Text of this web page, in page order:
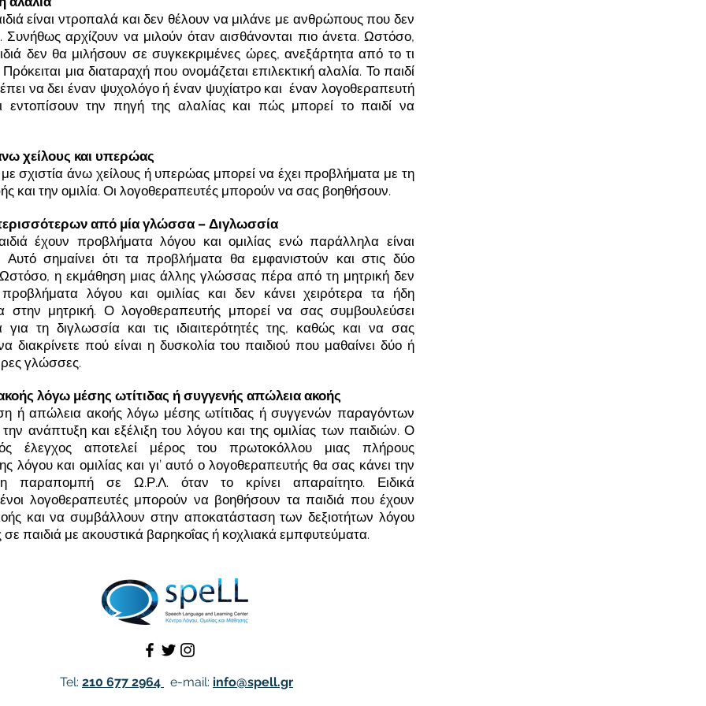
είναι ντροπαλά και δεν θέλουν να μιλάνε με ανθρώπους που δεν
Συνήθως αρχίζουν να μιλούν όταν αισθάνονται πιο άνετα. Ωστόσο,
δεν θα μιλήσουν σε συγκεκριμένες ώρες, ανεξάρτητα από το τι
Πρόκειται μια διαταραχή που ονομάζεται επιλεκτική αλαλία. Το παιδί
να δει έναν ψυχολόγο ή έναν ψυχίατρο και έναν λογοθεραπευτή
εντοπίσουν την πηγή της αλαλίας και πώς μπορεί το παιδί να
χείλους και υπερώας
σχιστία άνω χείλους ή υπερώας μπορεί να έχει προβλήματα με τη
και την ομιλία. Οι λογοθεραπευτές μπορούν να σας βοηθήσουν.
από μία γλώσσα – Διγλωσσία
έχουν προβλήματα λόγου και ομιλίας ενώ παράλληλα είναι
Αυτό σημαίνει ότι τα προβλήματα θα εμφανιστούν και στις δύο
η εκμάθηση μιας άλλης γλώσσας πέρα από τη μητρική δεν
λόγου και ομιλίας και δεν κάνει χειρότερα τα ήδη
στην μητρική. Ο λογοθεραπευτής μπορεί να σας συμβουλεύσει
για τη διγλωσσία και τις ιδιαιτερότητές της, καθώς και να σας
διακρίνετε πού είναι η δυσκολία του παιδιού που μαθαίνει δύο ή
γλώσσες.
λόγω μέσης ωτίτιδας ή συγγενής απώλεια ακοής
ή απώλεια ακοής λόγω μέσης ωτίτιδας ή συγγενών παραγόντων
ανάπτυξη και εξέλιξη του λόγου και της ομιλίας των παιδιών. Ο
έλεγχος αποτελεί μέρος του πρωτοκόλλου μιας πλήρους
λόγου και ομιλίας και γι’ αυτό ο λογοθεραπευτής θα σας κάνει την
παραπομπή σε Ω.Ρ.Λ. όταν το κρίνει απαραίτητο. Ειδικά
λογοθεραπευτές μπορούν να βοηθήσουν τα παιδιά που έχουν
και να συμβάλλουν στην αποκατάσταση των δεξιοτήτων λόγου
σε παιδιά με ακουστικά βαρηκοΐας ή κοχλιακά εμπφυτεύματα.
Tel: 210 677 2964 e-mail: info@spell.gr